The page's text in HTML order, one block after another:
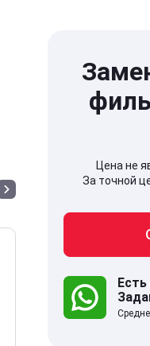
141707,
дом 5
Цена не
За точной
Есть